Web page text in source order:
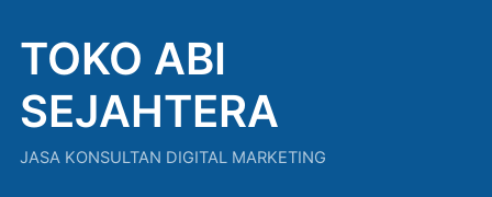
TOKO ABI
SEJAHTERA
JASA KONSULTAN DIGITAL MARKETING